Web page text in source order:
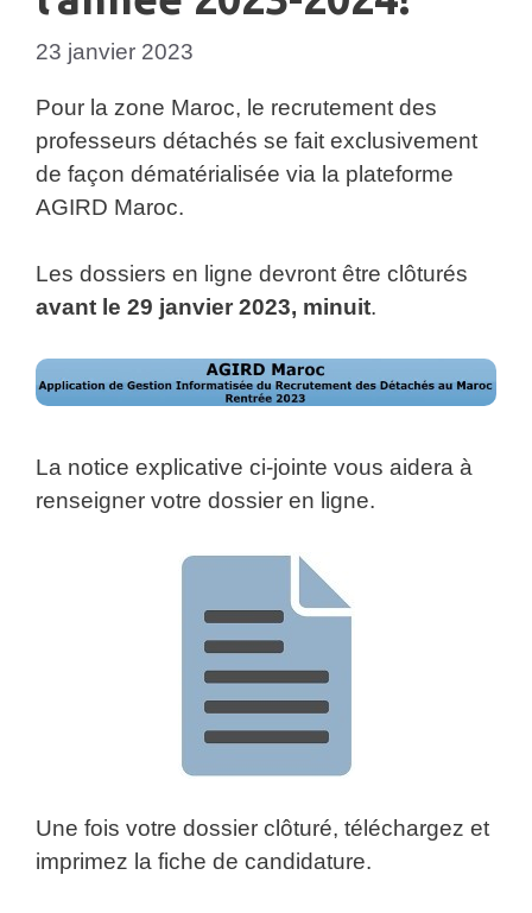
23 janvier 2023
Pour la zone Maroc, le recrutement des
professeurs détachés se fait exclusivement
de façon dématérialisée via la plateforme
AGIRD Maroc.
Les dossiers en ligne devront être clôturés
avant le 29 janvier 2023, minuit.
La notice explicative ci-jointe vous aidera à
renseigner votre dossier en ligne.
Une fois votre dossier clôturé, téléchargez et
imprimez la fiche de candidature.